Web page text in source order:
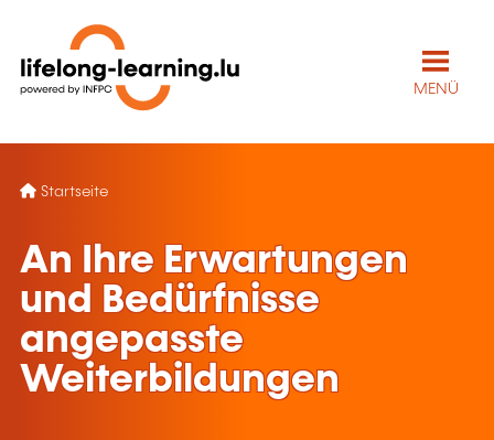
MENÜ
Startseite
An Ihre Erwartungen
und Bedürfnisse
angepasste
Weiterbildungen